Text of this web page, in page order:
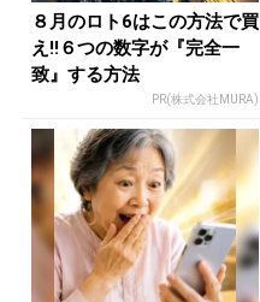
８月のロト6はこの方法で買
え!!６つの数字が『完全一
致』する方法
PR(株式会社MURA)